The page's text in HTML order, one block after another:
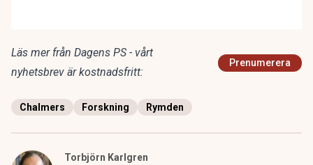
Läs mer från Dagens PS - vårt
nyhetsbrev är kostnadsfritt:
Prenumerera
Chalmers Forskning Rymden
Torbjörn Karlgren